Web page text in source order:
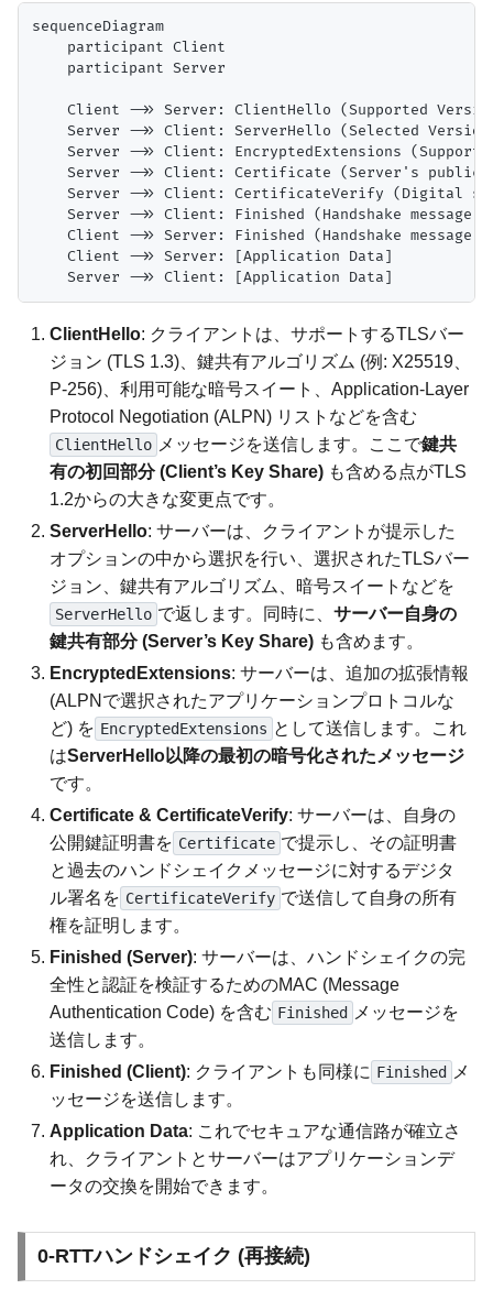
sequenceDiagram
    participant Client
    participant Server
Client ->> Server: ClientHello (Supported
Server ->> Client: ServerHello (Selected
Server ->> Client: EncryptedExtensions
Server ->> Client: Certificate (Server's public
Server ->> Client: CertificateVerify (Digital
Server ->> Client: Finished (Handshake message
Client ->> Server: Finished (Handshake message
    Client ->> Server: [Application Data]
ClientHello: クライアントは、サポートするTLSバー
ジョン (TLS 1.3)、鍵共有アルゴリズム (例: X25519、
P-256)、利用可能な暗号スイート、Application-Layer
Protocol Negotiation (ALPN) リストなどを含む
ClientHello メッセージを送信します。ここで鍵共
有の初回部分 (Client’s Key Share) も含める点がTLS
1.2からの大きな変更点です。
ServerHello: サーバーは、クライアントが提示した
オプションの中から選択を行い、選択されたTLSバー
ジョン、鍵共有アルゴリズム、暗号スイートなどを
ServerHello で返します。同時に、サーバー自身の
鍵共有部分 (Server’s Key Share) も含めます。
EncryptedExtensions: サーバーは、追加の拡張情報
(ALPNで選択されたアプリケーションプロトコルな
ど) を EncryptedExtensions として送信します。これ
はServerHello以降の最初の暗号化されたメッセージ
です。
Certificate & CertificateVerify: サーバーは、自身の
公開鍵証明書を Certificate で提示し、その証明書
と過去のハンドシェイクメッセージに対するデジタ
ル署名を CertificateVerify で送信して自身の所有
権を証明します。
Finished (Server): サーバーは、ハンドシェイクの完
全性と認証を検証するためのMAC (Message
Authentication Code) を含む Finished
メッセージを
送信します。
Finished (Client): クライアントも同様に Finished
メ
ッセージを送信します。
Application Data: これでセキュアな通信路が確立さ
れ、クライアントとサーバーはアプリケーションデ
ータの交換を開始できます。
0-RTTハンドシェイク (再接続)